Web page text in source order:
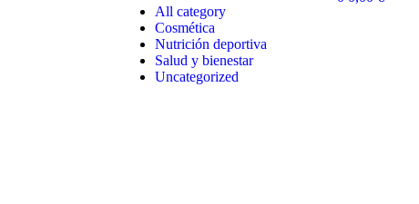
All category
Cosmética
Nutrición deportiva
Salud y bienestar
Uncategorized